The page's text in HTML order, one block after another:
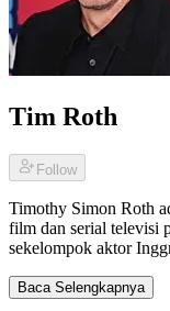
Tim Roth
Follow
Timothy Simon Roth
film dan serial televisi
sekelompok aktor
Baca Selengkapnya